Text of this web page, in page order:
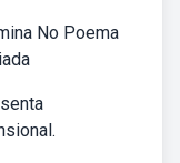
No Poema